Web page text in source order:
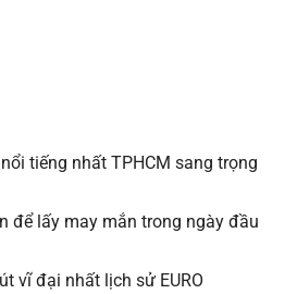
tiếng nhất TPHCM sang trọng
để lấy may mắn trong ngày đầu
vĩ đại nhất lịch sử EURO